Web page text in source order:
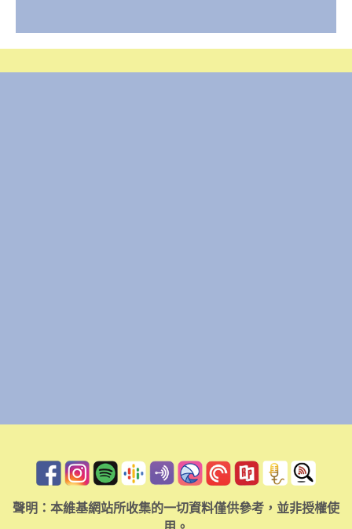
聲明：本維基網站所收集的一切資料僅供參考，並非授權使